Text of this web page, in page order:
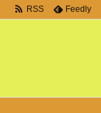
RSS Feedly